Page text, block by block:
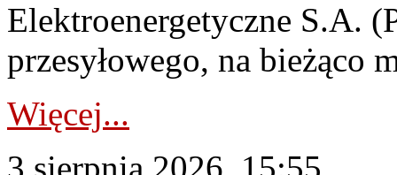
Elektroenergetyczne S.A.
przesyłowego, na bieżąco
Więcej...